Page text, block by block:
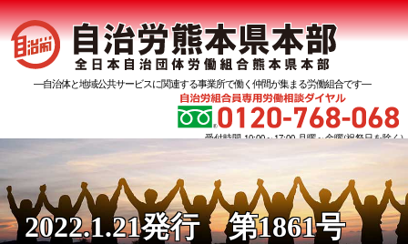
―自治体と地域公共サービスに関連する事業所で働く仲間が集まる労働組合です―
受付時間 10:00～17:00 月曜～金曜(祝祭日を除く)
2022.1.21発行 第1861号